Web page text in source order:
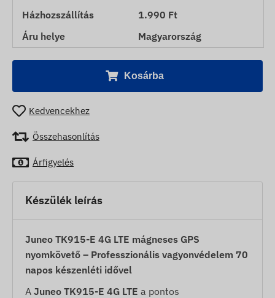
Házhozszállítás
1.990 Ft
Áru helye
Magyarország
Kosárba
Kedvencekhez
Összehasonlítás
Árfigyelés
Készülék leírás
Juneo TK915-E 4G LTE mágneses GPS
nyomkövető – Professzionális vagyonvédelem 70
napos készenléti idővel
A Juneo TK915-E 4G LTE a pontos